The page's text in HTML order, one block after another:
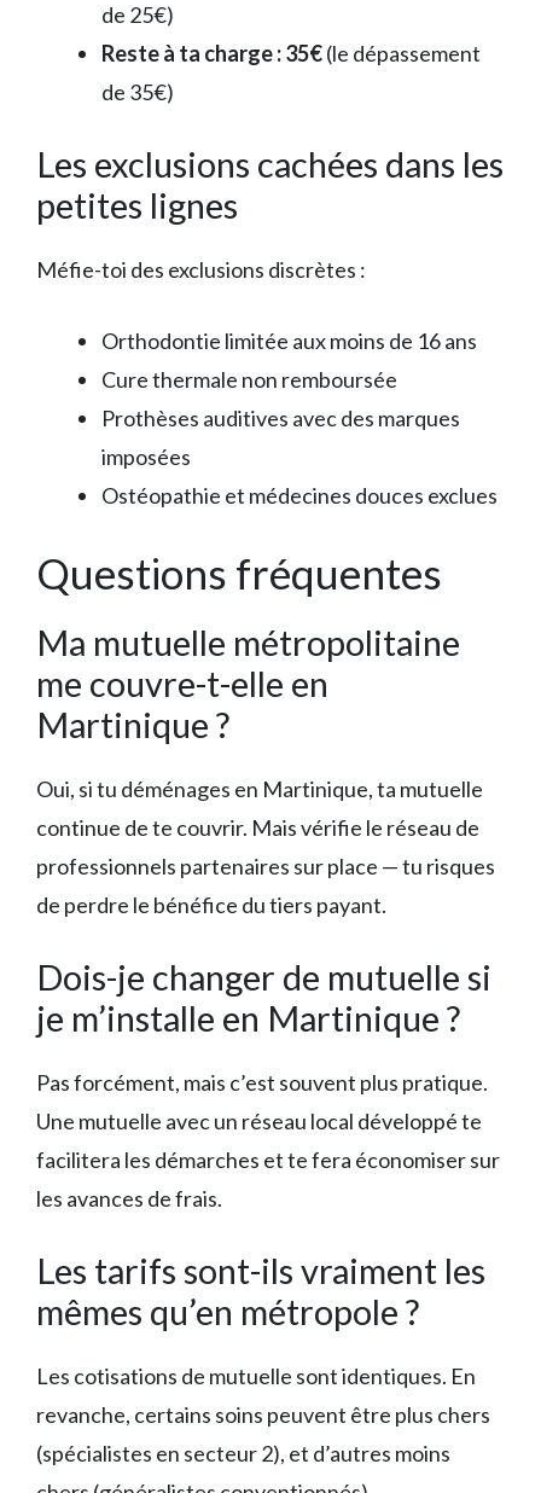
de 25€)
Reste à ta charge : 35€(le dépassement
de 35€)
Les exclusions cachées dans les
petites lignes
Méfie-toi des exclusions discrètes :
Orthodontie limitée aux moins de 16 ans
Cure thermale non remboursée
Prothèses auditives avec des marques
imposées
Ostéopathie et médecines douces exclues
Questions fréquentes
Ma mutuelle métropolitaine
me couvre-t-elle en
Martinique ?
Oui, si tu déménages en Martinique, ta mutuelle
continue de te couvrir. Mais vérifie le réseau de
professionnels partenaires sur place — tu risques
de perdre le bénéfice du tiers payant.
Dois-je changer de mutuelle si
je m’installe en Martinique ?
Pas forcément, mais c’est souvent plus pratique.
Une mutuelle avec un réseau local développé te
facilitera les démarches et te fera économiser sur
les avances de frais.
Les tarifs sont-ils vraiment les
mêmes qu’en métropole ?
Les cotisations de mutuelle sont identiques. En
revanche, certains soins peuvent être plus chers
(spécialistes en secteur 2), et d’autres moins